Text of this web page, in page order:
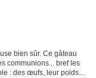
bien sûr. Ce gâteau
communions... bref les
: des œufs, leur poids